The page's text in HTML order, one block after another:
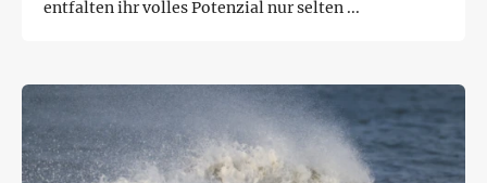
entfalten ihr volles Potenzial nur selten ...